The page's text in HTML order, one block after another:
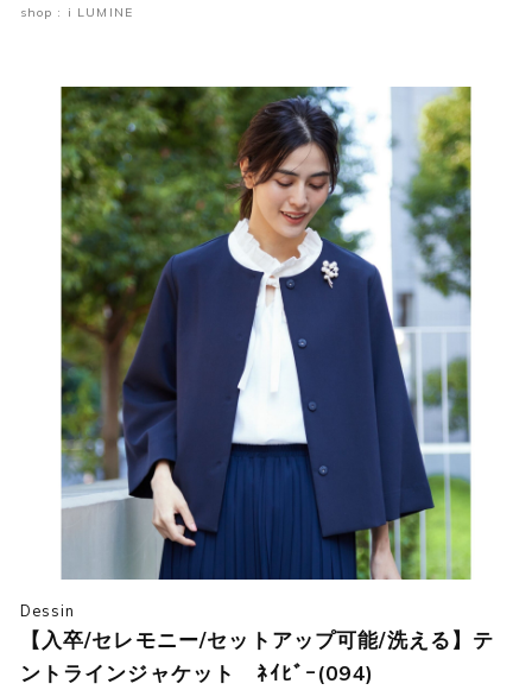
shop : i LUMINE
Dessin
【入卒/セレモニー/セットアップ可能/洗える】テ
ントラインジャケット ﾈｲﾋﾞｰ(094)